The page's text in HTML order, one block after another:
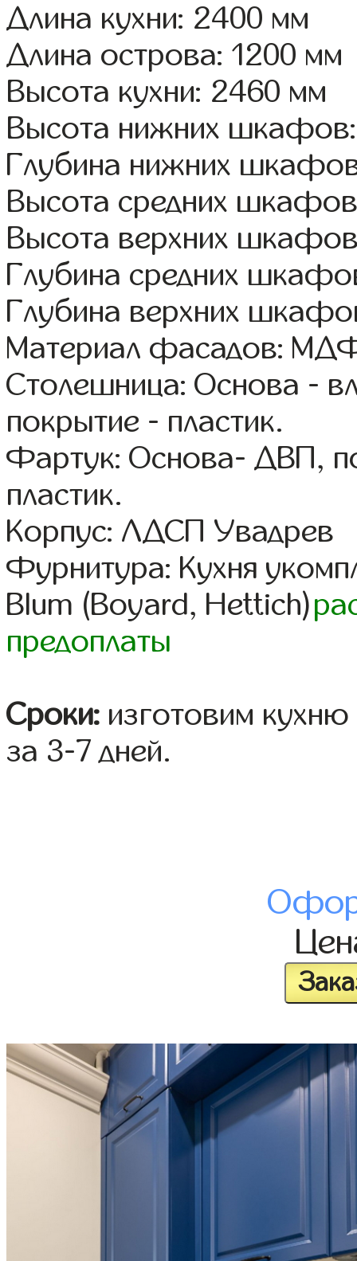
Длина кухни: 2400 мм
Длина острова: 1200 мм
Высота кухни: 2460 мм
Высота нижних
Глубина нижних
Высота средних
Высота верхних
Глубина средних
Глубина верхних
Материал фасадов:
Столешница: Основа -
покрытие - пластик.
Фартук: Основа- ДВП,
пластик.
Корпус: ЛДСП Увадрев
Фурнитура: Кухня
Blum (Boyard, Hettich)
предоплаты
Сроки: изготовим
за 3-7 дней.